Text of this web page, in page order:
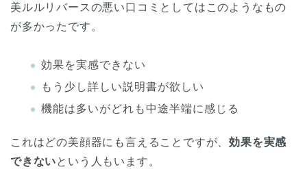
美ルルリバースの悪い口コミとしてはこのようなもの
が多かったです。
効果を実感できない
もう少し詳しい説明書が欲しい
機能は多いがどれも中途半端に感じる
これはどの美顔器にも言えることですが、効果を実感
できないという人もいます。